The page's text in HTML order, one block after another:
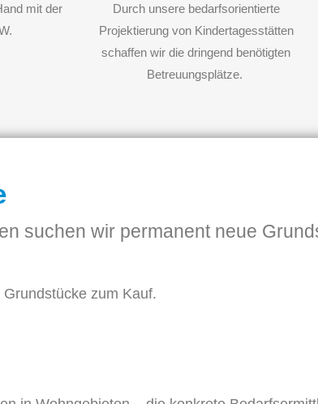
mit der
Durch unsere bedarfsorientierte
Projektierung von Kindertagesstätten
schaffen wir die dringend benötigten
Betreuungsplätze.
suchen wir permanent neue
zum Kauf.